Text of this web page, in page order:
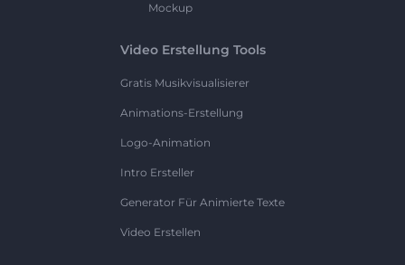
Mockup
Video Erstellung Tools
Gratis Musikvisualisierer
Animations-Erstellung
Logo-Animation
Intro Ersteller
Generator Für Animierte Texte
Video Erstellen